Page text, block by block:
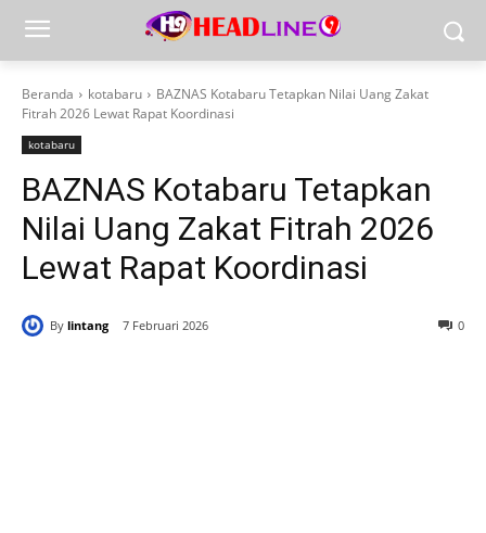
Beranda kotabaru
BAZNAS Kotabaru Tetapkan Nilai Uang Zakat
Fitrah 2026 Lewat Rapat Koordinasi
kotabaru
BAZNAS Kotabaru Tetapkan
Nilai Uang Zakat Fitrah 2026
Lewat Rapat Koordinasi
By lintang 7 Februari 2026 0